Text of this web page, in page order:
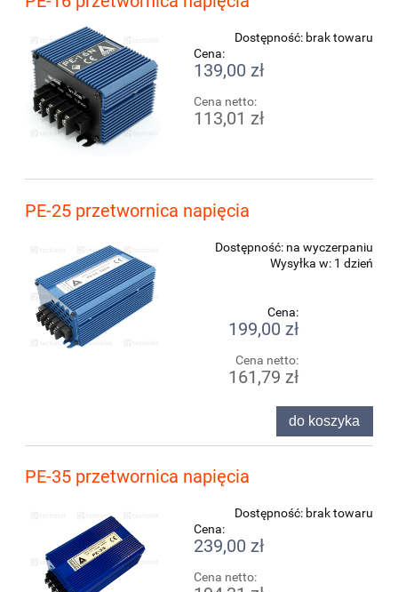
Dostępność: brak towaru
Cena:
139,00 zł
Cena netto:
113,01 zł
PE-25 przetwornica napięcia
Dostępność: na wyczerpaniu
Wysyłka w: 1 dzień
Cena:
199,00 zł
Cena netto:
161,79 zł
do koszyka
PE-35 przetwornica napięcia
Dostępność: brak towaru
Cena:
239,00 zł
Cena netto: